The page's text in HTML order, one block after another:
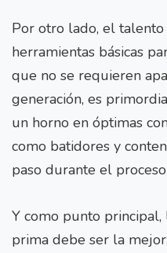
Por otro lado, el
herramientas básicas
que no se requieren
generación, es
un horno en óptimas
como batidores y
paso durante el
Y como punto
prima debe ser la